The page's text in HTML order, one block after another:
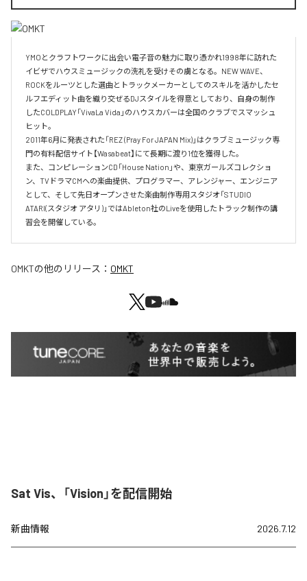
YMOとクラフトワークに出会い電子音の魅力に取り憑かれ1998年に訪れた
イビザでハウスミュージックの洗礼を受けその虜となる。NEW WAVE、
ROCKをルーツとした選曲とトラックメーカーとしてのスキルを活かしたセ
ルフエディット曲を織り交ぜるDJスタイルを得意としており、自身の制作
したCOLDPLAY「VivaLa Vida」のハウスカバーは全国のクラブでスマッシュ
ヒット。
2011年6月に発表された「REZ (Pray For JAPAN Mix)」はクラブミュージック専
門の有料配信サイト【Wasabeat】にて長期に渡り1位を獲得した。
また、コンピレーションCD「House Nation」や、東京ガールズコレクショ
ン、TVドラマCMへの楽曲提供、プログラマー、アレンジャー、エンジニア
として、そして先日オープンさせた楽曲制作専用スタジオ「STUDIO
ATARI(スタジオ アタリ)」ではAbleton社のLiveを使用したトラック制作の講
習会を開催している。
OMKTの他のリリース： OMKT
Sat Vis、「Vision」を配信開始
新曲情報 2026.7.12